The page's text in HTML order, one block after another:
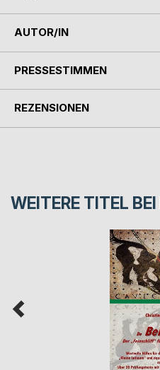
AUTOR/IN
PRESSESTIMMEN
REZENSIONEN
WEITERE TITEL BEI